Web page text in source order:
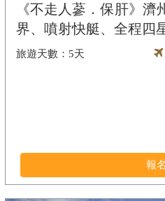
《不走人蔘．保肝》
界、噴射快艇、全程四
5天
報名